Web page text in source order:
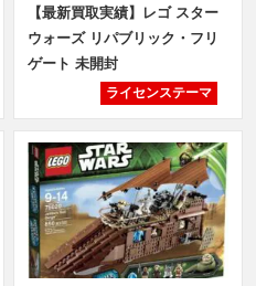
【最新買取実績】レゴ スター
ウォーズ リパブリック・フリ
ゲート 未開封
ライセンステーマ